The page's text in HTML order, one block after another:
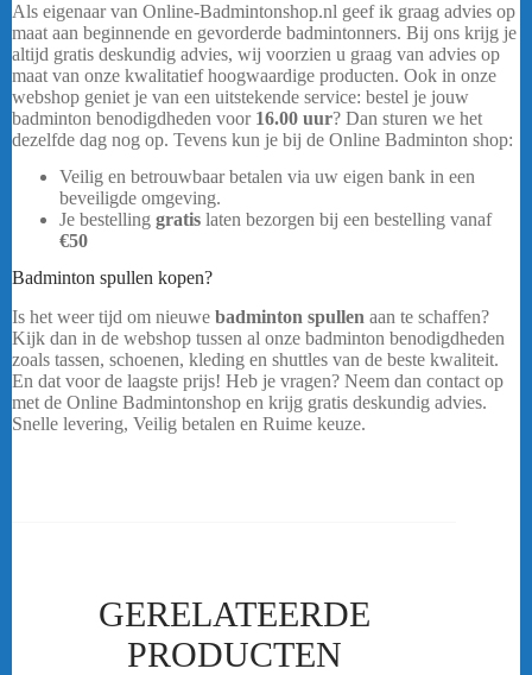
Als eigenaar van Online-Badmintonshop.nl geef ik graag advies op
maat aan beginnende en gevorderde badmintonners. Bij ons krijg je
altijd gratis deskundig advies, wij voorzien u graag van advies op
maat van onze kwalitatief hoogwaardige producten. Ook in onze
webshop geniet je van een uitstekende service: bestel je jouw
badminton benodigdheden voor 16.00 uur? Dan sturen we het
dezelfde dag nog op. Tevens kun je bij de Online Badminton shop:
Veilig en betrouwbaar betalen via uw eigen bank in een
beveiligde omgeving.
Je bestelling gratis laten bezorgen bij een bestelling vanaf
€50
Badminton spullen kopen?
Is het weer tijd om nieuwe badminton spullen aan te schaffen?
Kijk dan in de webshop tussen al onze badminton benodigdheden
zoals tassen, schoenen, kleding en shuttles van de beste kwaliteit.
En dat voor de laagste prijs! Heb je vragen? Neem dan contact op
met de Online Badmintonshop en krijg gratis deskundig advies.
Snelle levering, Veilig betalen en Ruime keuze.
GERELATEERDE
PRODUCTEN